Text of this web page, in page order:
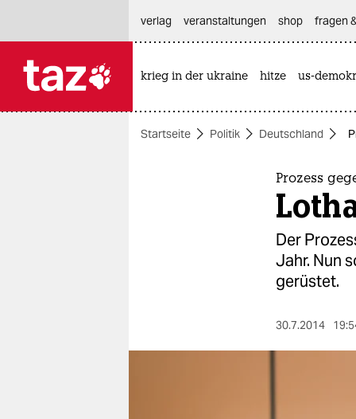
themen
verlag
veranstaltungen shop fragen
krieg in der ukraine hitze us-
Startseite Politik Deutschland
Prozess
Der
Jahr. Nun
gerüstet.
30.7.2014